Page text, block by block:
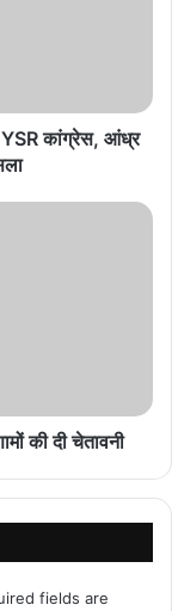
ने दिया स्वदेशी
18 से 21 अगस्त
बारिश रुकने से धान
YSR कांग्रेस, आंध्र
की दी चेतावनी
fields are